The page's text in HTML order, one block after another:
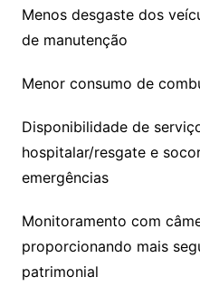
Menos desgaste dos
de manutenção
Menor consumo de
Disponibilidade de
hospitalar/resgate e
emergências
Monitoramento com
proporcionando mais
patrimonial